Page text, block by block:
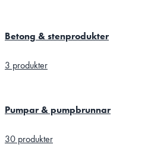
Betong & stenprodukter
3 produkter
Pumpar & pumpbrunnar
30 produkter